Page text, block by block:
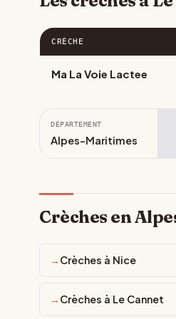
CRÈCHE
Ma La Voie Lactee
DÉPARTEMENT
Alpes-Maritimes
Crèches en
Crèches à Nice
Crèches à Le Cannet